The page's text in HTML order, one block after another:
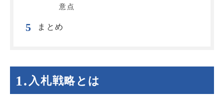
意点
まとめ
入札戦略とは